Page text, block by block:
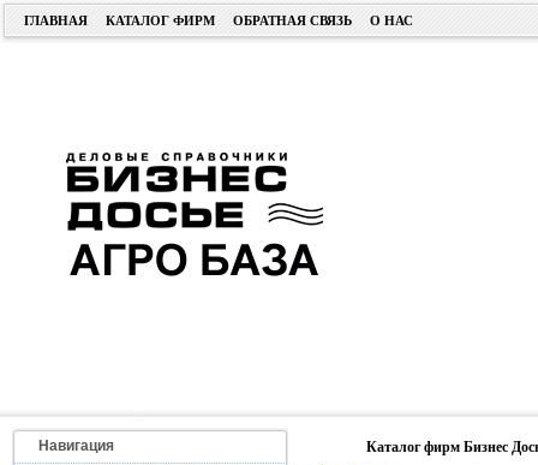
ГЛАВНАЯ КАТАЛОГ ФИРМ ОБРАТНАЯ СВЯЗЬ О НАС
Навигация
Каталог фирм Бизнес